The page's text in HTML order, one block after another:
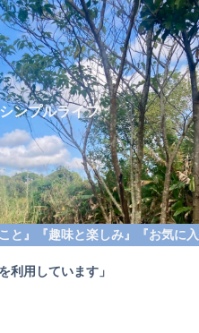
ンプルライフ
と』 『趣味と楽しみ』 『お気に
利用しています」